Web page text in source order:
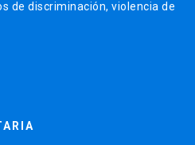
de discriminación, violencia de